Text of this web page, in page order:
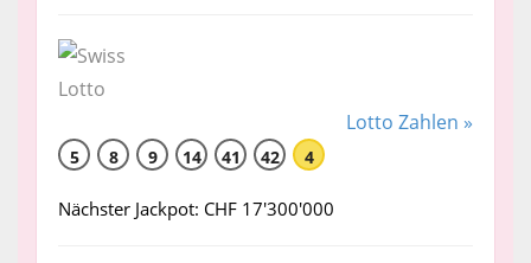
Lotto Zahlen »
5 8 9 14 41 42 4
Nächster Jackpot: CHF 17'300'000